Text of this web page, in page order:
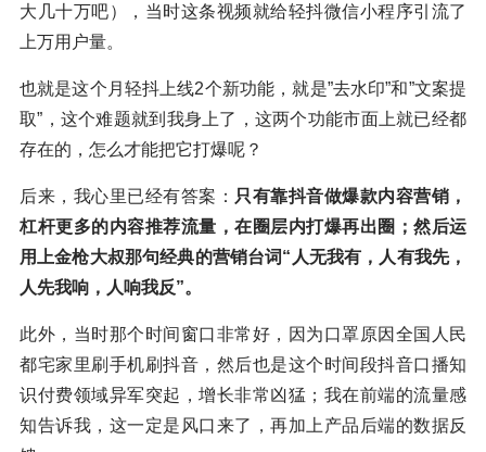
大几十万吧），当时这条视频就给轻抖微信小程序引流了
上万用户量。
也就是这个月轻抖上线2个新功能，就是”去水印”和”文案提
取”，这个难题就到我身上了，这两个功能市面上就已经都
存在的，怎么才能把它打爆呢？
后来，我心里已经有答案： 只有靠抖音做爆款内容营销，
杠杆更多的内容推荐流量，在圈层内打爆再出圈；然后运
用上金枪大叔那句经典的营销台词“人无我有，人有我先，
人先我响，人响我反”。
此外，当时那个时间窗口非常好，因为口罩原因全国人民
都宅家里刷手机刷抖音，然后也是这个时间段抖音口播知
识付费领域异军突起，增长非常凶猛；我在前端的流量感
知告诉我，这一定是风口来了，再加上产品后端的数据反